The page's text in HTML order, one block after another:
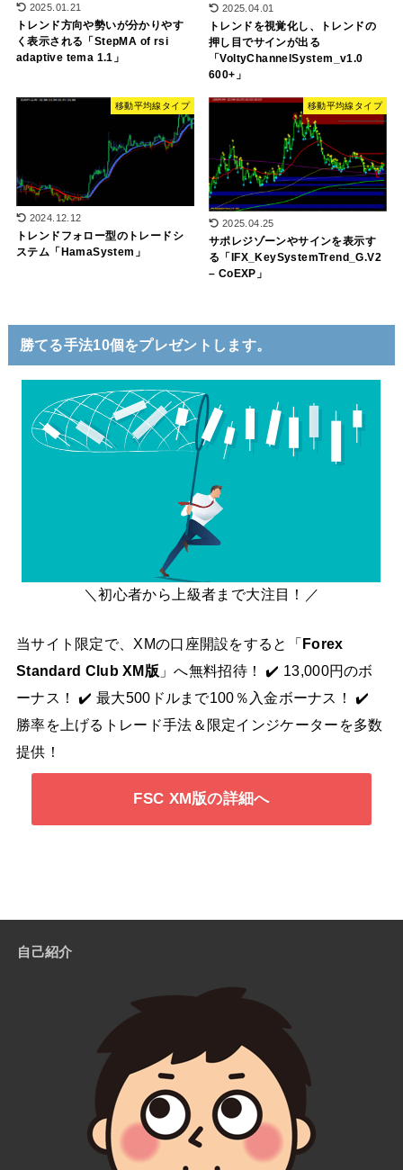
2025.01.21
トレンド方向や勢いが分かりやす
く表示される「StepMA of rsi
adaptive tema 1.1」
2025.04.01
トレンドを視覚化し、トレンドの
押し目でサインが出る
「VoltyChannelSystem_v1.0
600+」
移動平均線タイプ
2024.12.12
トレンドフォロー型のトレードシ
ステム「HamaSystem」
移動平均線タイプ
2025.04.25
サポレジゾーンやサインを表示す
る「IFX_KeySystemTrend_G.V2
– CoEXP」
勝てる手法10個をプレゼントします。
＼初心者から上級者まで大注目！／
当サイト限定で、XMの口座開設をすると「 Forex
Standard Club XM版 」へ無料招待！ ✔️ 13,000円のボ
ーナス！ ✔️ 最大500ドルまで100％入金ボーナス！ ✔️
勝率を上げるトレード手法＆限定インジケーターを多数
提供！
FSC XM版の詳細へ
自己紹介